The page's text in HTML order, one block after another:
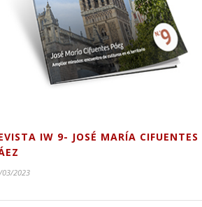
IW 9- JOSÉ MARÍA CIFUENTES
03/2023